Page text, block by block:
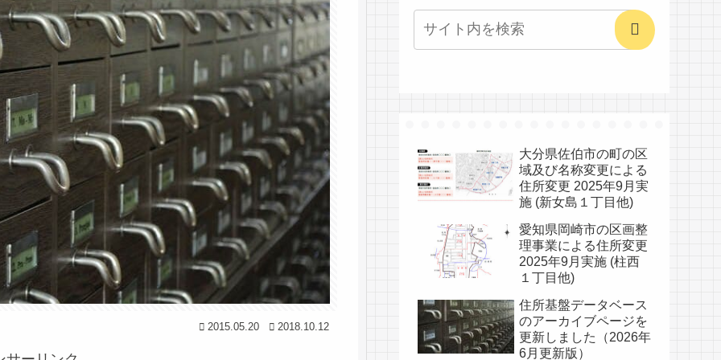
2015.05.20 2018.10.12
大分県佐伯市の町の区
域及び名称変更による
住所変更 2025年9月実
施 (新女島１丁目他)
愛知県岡崎市の区画整
理事業による住所変更
2025年9月実施 (柱西
１丁目他)
住所基盤データベース
のアーカイブページを
更新しました（2026年
6月更新版）